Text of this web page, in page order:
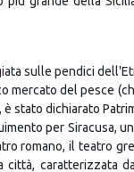
prima di
viene prodotto.
ionica da Capo
grande della
sulle pendici